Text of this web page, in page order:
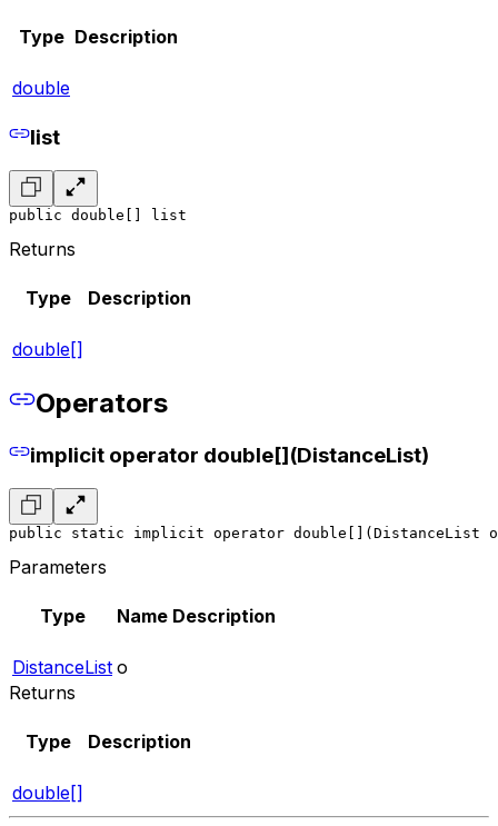
Type Description
double
list
public double[] list
Returns
Type Description
double[]
Operators
implicit operator double[](DistanceList)
public static implicit operator double[](DistanceList
Parameters
Type Name Description
DistanceList o
Returns
Type Description
double[]